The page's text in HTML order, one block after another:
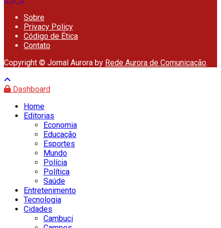
Sobre
Privacy Policy
Código de Ética
Contato
Copyright © Jornal Aurora by Rede Aurora de Comunicação.
Dashboard
Home
Editorias
Economia
Educação
Esportes
Mundo
Polícia
Política
Saúde
Entretenimento
Tecnologia
Cidades
Cambuci